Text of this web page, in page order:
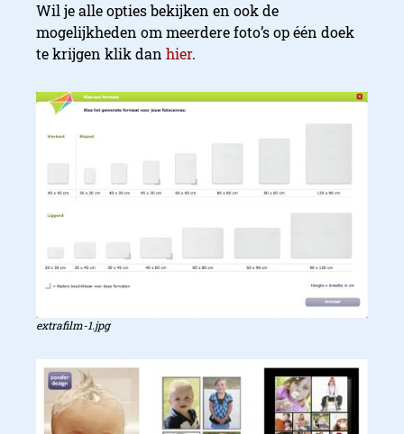
Wil je alle opties bekijken en ook de
mogelijkheden om meerdere foto’s op één doek
te krijgen klik dan hier.
extrafilm-1.jpg